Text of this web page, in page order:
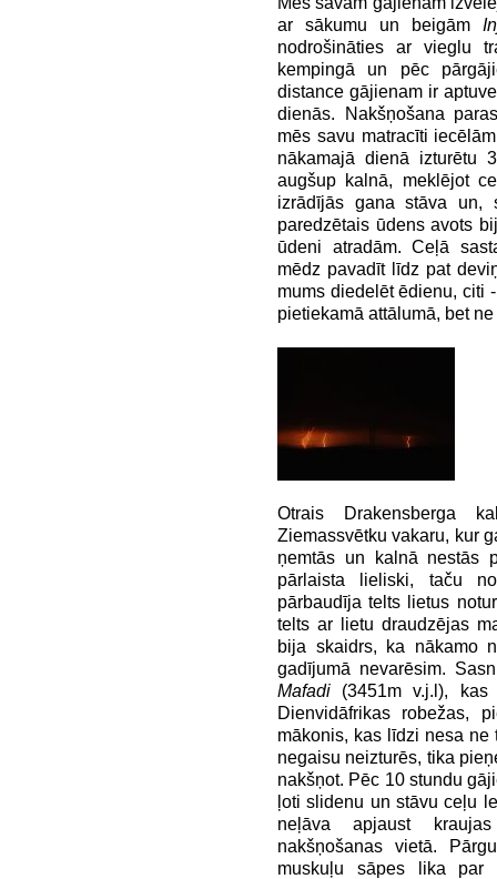
ar sākumu un beigām
nodrošināties ar vieglu
kempingā un pēc
distance gājienam ir
dienās. Nakšņošana
mēs savu matracīti
nākamajā dienā izturētu
augšup kalnā, meklējot
izrādījās gana stāva un,
paredzētais ūdens avots
ūdeni atradām. Ceļā
mēdz pavadīt līdz pat
mums diedelēt ēdienu, citi
pietiekamā attālumā, bet
Otrais Drakensberga
Ziemassvētku vakaru, kur
ņemtās un kalnā nestās
pārlaista lieliski, taču
pārbaudīja telts lietus
telts ar lietu draudzējas
bija skaidrs, ka nākamo
gadījumā nevarēsim.
Mafadi (3451m v.j.l),
Dienvidāfrikas robežas,
mākonis, kas līdzi nesa
negaisu neizturēs, tika
nakšņot. Pēc 10 stundu
ļoti slidenu un stāvu ceļu
neļāva apjaust
nakšņošanas vietā.
muskuļu sāpes lika